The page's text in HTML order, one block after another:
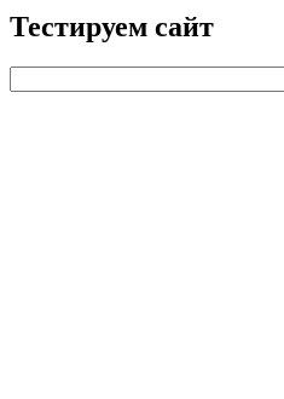
Тестируем сайт